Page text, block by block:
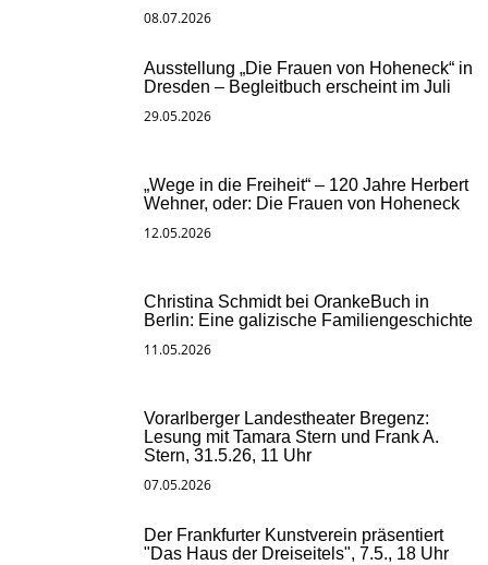
08.07.2026
Ausstellung „Die Frauen von Hoheneck“ in
Dresden – Begleitbuch erscheint im Juli
29.05.2026
„Wege in die Freiheit“ – 120 Jahre Herbert
Wehner, oder: Die Frauen von Hoheneck
12.05.2026
Christina Schmidt bei OrankeBuch in
Berlin: Eine galizische Familiengeschichte
11.05.2026
Vorarlberger Landestheater Bregenz:
Lesung mit Tamara Stern und Frank A.
Stern, 31.5.26, 11 Uhr
07.05.2026
Der Frankfurter Kunstverein präsentiert
"Das Haus der Dreiseitels", 7.5., 18 Uhr